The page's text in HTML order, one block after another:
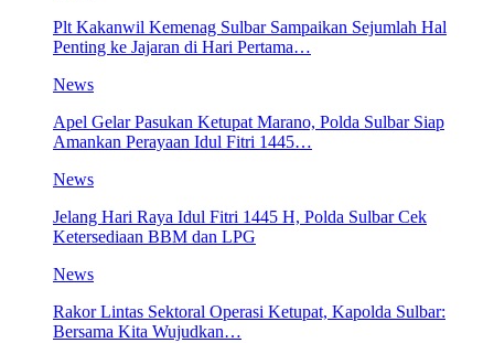
Plt Kakanwil Kemenag Sulbar Sampaikan Sejumlah Hal
Penting ke Jajaran di Hari Pertama…
News
Apel Gelar Pasukan Ketupat Marano, Polda Sulbar Siap
Amankan Perayaan Idul Fitri 1445…
News
Jelang Hari Raya Idul Fitri 1445 H, Polda Sulbar Cek
Ketersediaan BBM dan LPG
News
Rakor Lintas Sektoral Operasi Ketupat, Kapolda Sulbar:
Bersama Kita Wujudkan…